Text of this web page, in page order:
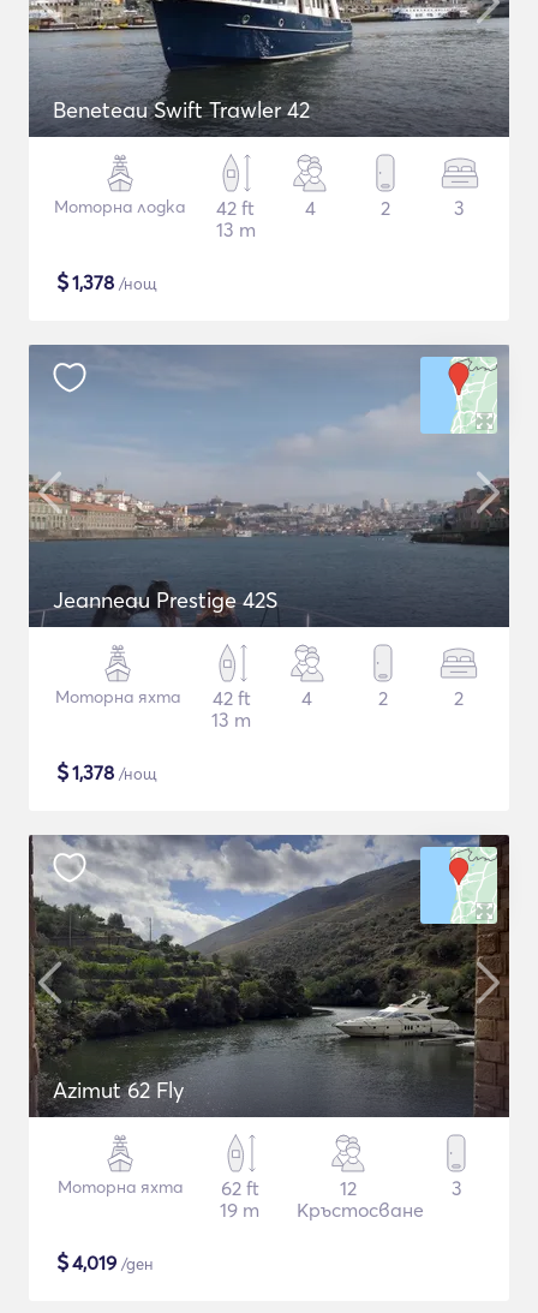
Beneteau Swift Trawler 42
Моторна лодка
42 ft
13 m
4 2 3
$1,378 /нощ
Jeanneau Prestige 42S
Моторна яхта
42 ft
13 m
4 2 2
$1,378 /нощ
Azimut 62 Fly
Моторна яхта
62 ft
19 m
12
Кръстосване
3
$4,019 /ден